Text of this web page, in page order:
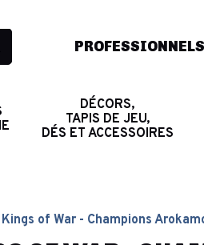
PROFESSIONNELS
DÉCORS,
TAPIS DE JEU,
DÉS ET ACCESSOIRES
Kings of War - Champions